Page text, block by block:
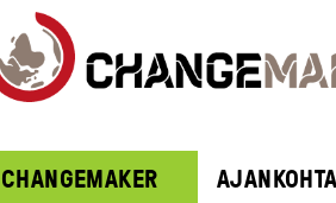
CHANGEMAKER